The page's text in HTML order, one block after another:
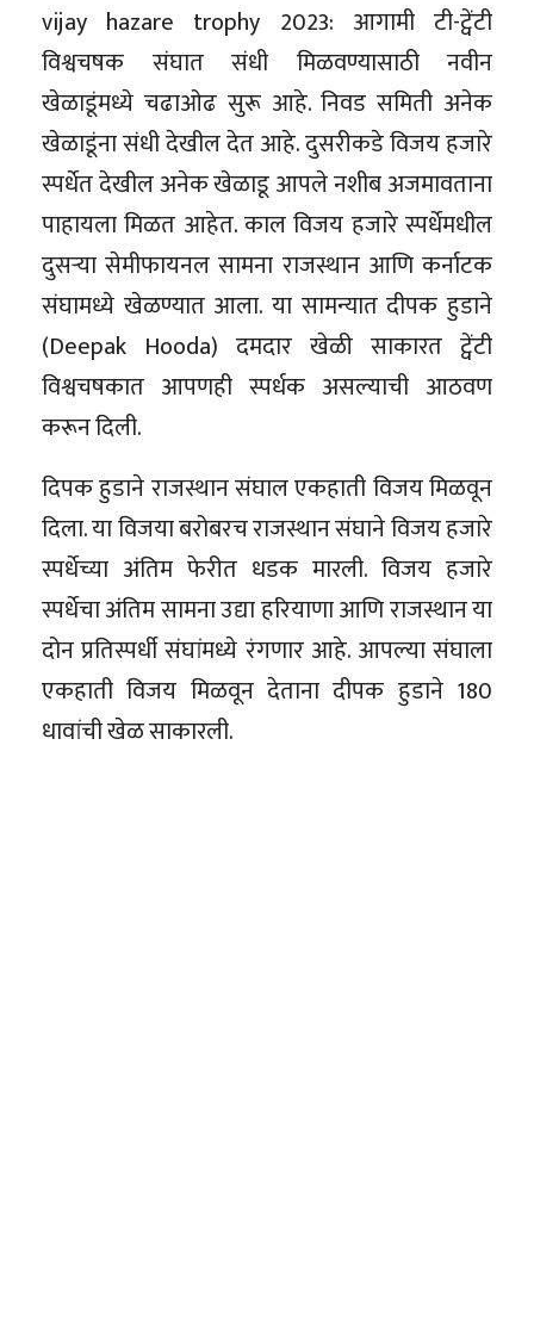
vijay hazare trophy 2023: आगामी टी-ट्वेंटी
विश्वचषक संघात संधी मिळवण्यासाठी नवीन
खेळाडूंमध्ये चढाओढ सुरू आहे. निवड समिती अनेक
खेळाडूंना संधी देखील देत आहे. दुसरीकडे विजय हजारे
स्पर्धेत देखील अनेक खेळाडू आपले नशीब अजमावताना
पाहायला मिळत आहेत. काल विजय हजारे स्पर्धेमधील
दुसऱ्या सेमीफायनल सामना राजस्थान आणि कर्नाटक
संघामध्ये खेळण्यात आला. या सामन्यात दीपक हुडाने
(Deepak Hooda) दमदार खेळी साकारत ट्वेंटी
विश्वचषकात आपणही स्पर्धक असल्याची आठवण
करून दिली.
दिपक हुडाने राजस्थान संघाल एकहाती विजय मिळवून
दिला. या विजया बरोबरच राजस्थान संघाने विजय हजारे
स्पर्धेच्या अंतिम फेरीत धडक मारली. विजय हजारे
स्पर्धेचा अंतिम सामना उद्या हरियाणा आणि राजस्थान या
दोन प्रतिस्पर्धी संघांमध्ये रंगणार आहे. आपल्या संघाला
एकहाती विजय मिळवून देताना दीपक हुडाने 180
धावांची खेळ साकारली.